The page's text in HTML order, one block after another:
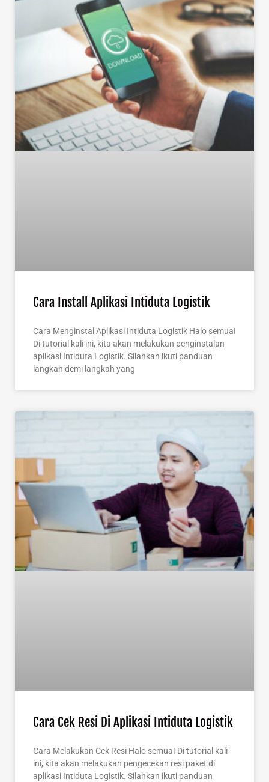
Cara Install Aplikasi Intiduta Logistik
Cara Menginstal Aplikasi Intiduta Logistik Halo semua!
Di tutorial kali ini, kita akan melakukan penginstalan
aplikasi Intiduta Logistik. Silahkan ikuti panduan
langkah demi langkah yang
Cara Cek Resi Di Aplikasi Intiduta Logistik
Cara Melakukan Cek Resi Halo semua! Di tutorial kali
ini, kita akan melakukan pengecekan resi paket di
aplikasi Intiduta Logistik. Silahkan ikuti panduan